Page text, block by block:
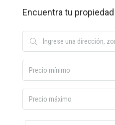
Encuentra tu propiedad